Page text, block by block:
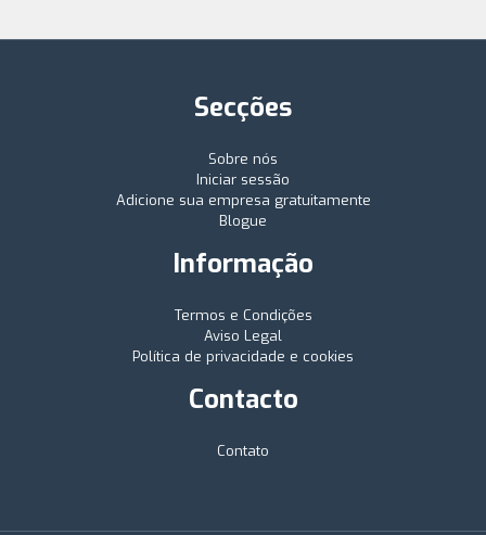
Secções
Sobre nós
Iniciar sessão
Adicione sua empresa gratuitamente
Blogue
Informação
Termos e Condições
Aviso Legal
Política de privacidade e cookies
Contacto
Contato